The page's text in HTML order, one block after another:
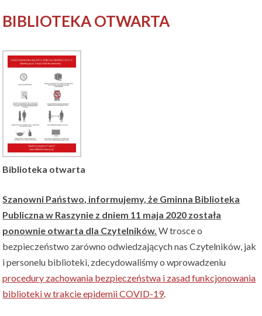
BIBLIOTEKA OTWARTA
Biblioteka otwarta
Szanowni Państwo, informujemy, że Gminna Biblioteka
Publiczna w Raszynie z dniem 11 maja 2020 została
ponownie otwarta dla Czytelników. W trosce o
bezpieczeństwo zarówno odwiedzających nas Czytelników, jak
i personelu biblioteki, zdecydowaliśmy o wprowadzeniu
procedury zachowania bezpieczeństwa i zasad funkcjonowania
biblioteki w trakcie epidemii COVID-19.